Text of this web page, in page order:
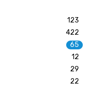
123
422
65
12
29
22